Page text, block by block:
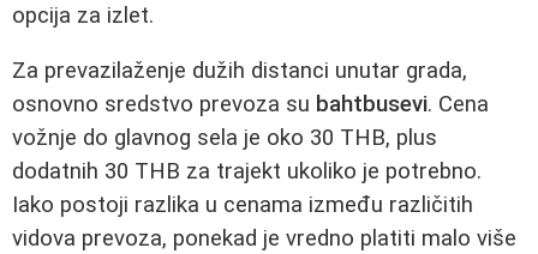
opcija za izlet.
Za prevazilaženje dužih distanci unutar grada,
osnovno sredstvo prevoza su bahtbusevi. Cena
vožnje do glavnog sela je oko 30 THB, plus
dodatnih 30 THB za trajekt ukoliko je potrebno.
Iako postoji razlika u cenama između različitih
vidova prevoza, ponekad je vredno platiti malo više